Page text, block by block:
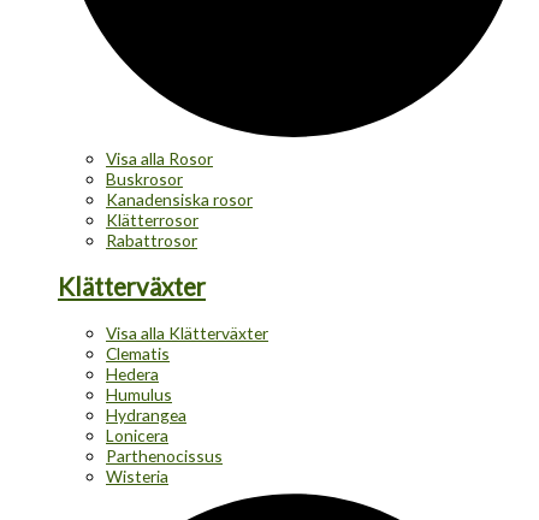
Visa alla Rosor
Buskrosor
Kanadensiska rosor
Klätterrosor
Rabattrosor
Klätterväxter
Visa alla Klätterväxter
Clematis
Hedera
Humulus
Hydrangea
Lonicera
Parthenocissus
Wisteria